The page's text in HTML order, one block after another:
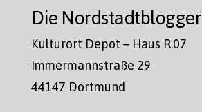
Die Nordstadtblogger
Kulturort Depot – Haus R.07
Immermannstraße 29
44147 Dortmund